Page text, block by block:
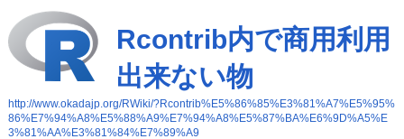
Rcontrib内で商用利用
出来ない物
http://www.okadajp.org/RWiki/?Rcontrib%E5%86%85%E3%81%A7%E5%95%
86%E7%94%A8%E5%88%A9%E7%94%A8%E5%87%BA%E6%9D%A5%E
3%81%AA%E3%81%84%E7%89%A9